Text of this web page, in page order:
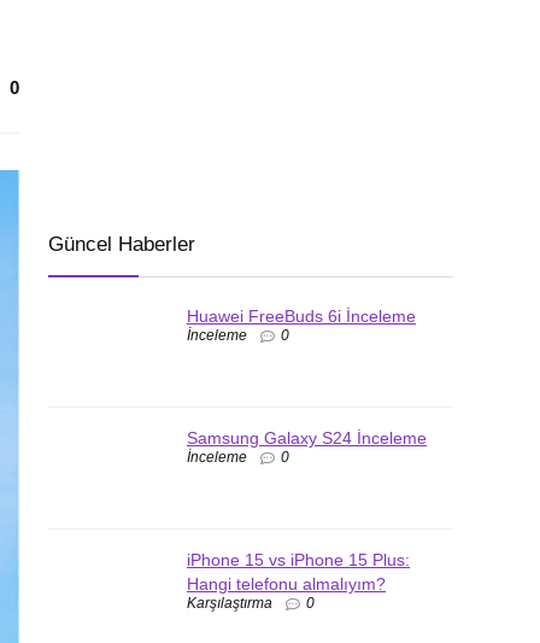
0
Güncel Haberler
Huawei FreeBuds 6i İnceleme
İnceleme 0
Samsung Galaxy S24 İnceleme
İnceleme 0
iPhone 15 vs iPhone 15 Plus:
Hangi telefonu almalıyım?
Karşılaştırma 0